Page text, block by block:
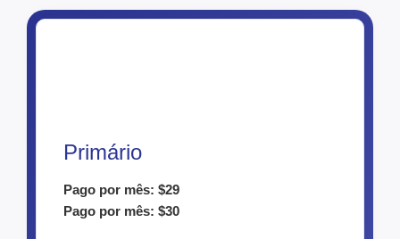
Primário
Pago por mês: $29
Pago por mês: $30